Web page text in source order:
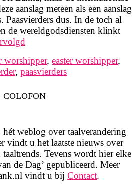
aanslag meteen als een aanslag
Paasvierders dus. In de toch al
de wereldgodsdiensten klinkt
worshipper, easter worshipper,
, paasvierders
COLOFON
weblog over taalverandering
vindt u het laatste nieuws over
Tevens wordt hier elke
de Dag’ gepubliceerd. Meer
vindt u bij Contact.